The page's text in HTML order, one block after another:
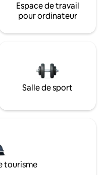
Espace de travail
pour ordinateur
Salle de sport
tourisme